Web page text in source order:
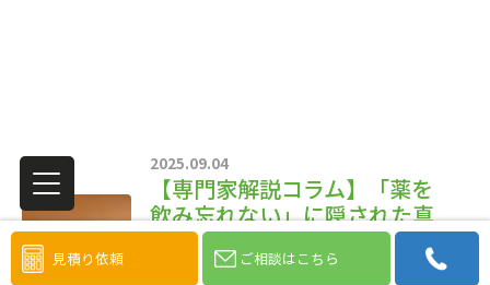
2025.09.04
【専門家解説コラム】「薬を
飲み忘れない」に隠された真
実。データでは見えない難病
患者インサイトの見つけ方
見積り依頼 ご相談はこちら